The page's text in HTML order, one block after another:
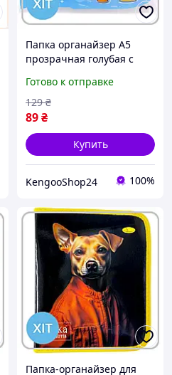
Папка органайзер А5
прозрачная голубая с
школьных тетрадей на
молнии
Готово к отправке
89₴
129 ₴
Купить
KengooShop24 100%
Папка-органайзер для